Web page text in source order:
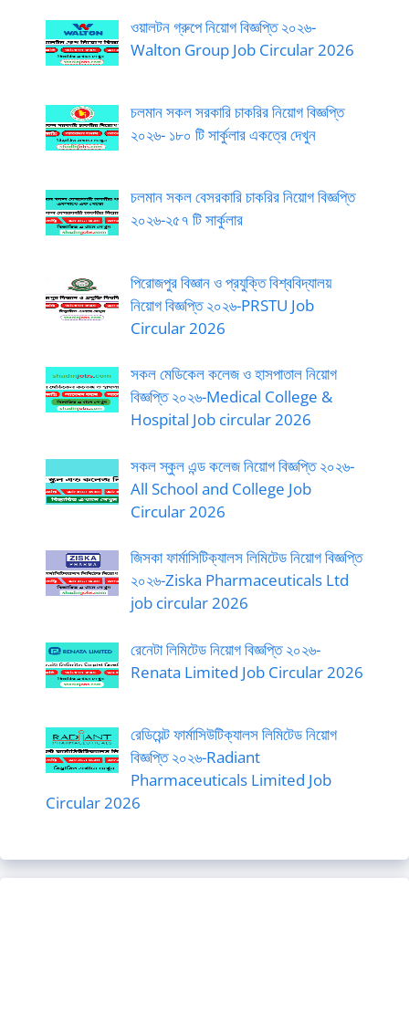
ওয়ালটন গ্রুপে নিয়োগ বিজ্ঞপ্তি ২০২৬-
Walton Group Job Circular 2026
চলমান সকল সরকারি চাকরির নিয়োগ বিজ্ঞপ্তি
২০২৬- ১৮০ টি সার্কুলার একত্রে দেখুন
চলমান সকল বেসরকারি চাকরির নিয়োগ বিজ্ঞপ্তি
২০২৬-২৫৭ টি সার্কুলার
পিরোজপুর বিজ্ঞান ও প্রযুক্তি বিশ্ববিদ্যালয়
নিয়োগ বিজ্ঞপ্তি ২০২৬-PRSTU Job
Circular 2026
সকল মেডিকেল কলেজ ও হাসপাতাল নিয়োগ
বিজ্ঞপ্তি ২০২৬-Medical College &
Hospital Job circular 2026
সকল স্কুল এন্ড কলেজ নিয়োগ বিজ্ঞপ্তি ২০২৬-
All School and College Job
Circular 2026
জিসকা ফার্মাসিটিক্যালস লিমিটেড নিয়োগ বিজ্ঞপ্তি
২০২৬-Ziska Pharmaceuticals Ltd
job circular 2026
রেনেটা লিমিটেড নিয়োগ বিজ্ঞপ্তি ২০২৬-
Renata Limited Job Circular 2026
রেডিয়েন্ট ফার্মাসিউটিক্যালস লিমিটেড নিয়োগ
বিজ্ঞপ্তি ২০২৬-Radiant
Pharmaceuticals Limited Job
Circular 2026